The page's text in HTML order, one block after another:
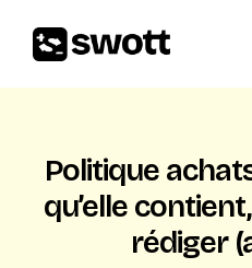
Politique
qu’elle
rédiger